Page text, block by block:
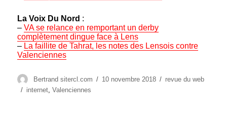
La Voix Du Nord :
–VA se relance en remportant un derby
complètement dingue face à Lens
– La faillite de Tahrat, les notes des Lensois contre
Valenciennes
Auteur
Bertrand sitercl.com
Publié
10 novembre 2018 Catégories
revue du web
Étiquettes
internet,Valenciennes